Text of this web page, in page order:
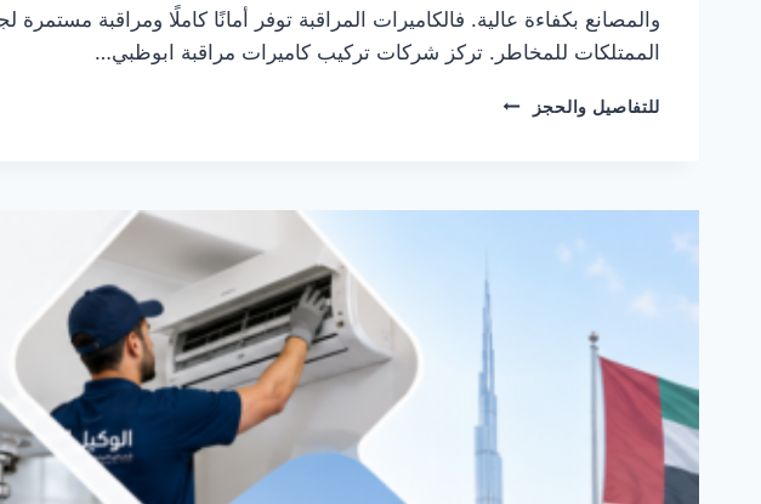
والمصانع بكفاءة عالية. فالكاميرات المراقبة توفر أمانًا كاملًا ومراقبة
الممتلكات للمخاطر. تركز شركات تركيب كاميرات مراقبة ابوظبي…
للتفاصيل والحجز
شركة
خصم